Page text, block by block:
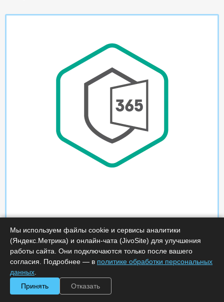
Характеристики
Мы используем файлы cookie и сервисы аналитики
(Яндекс.Метрика) и онлайн-чата (JivoSite) для улучшения
работы сайта. Они подключаются только после вашего
согласия. Подробнее — в политике обработки персональных
данных
Принять
Отказать